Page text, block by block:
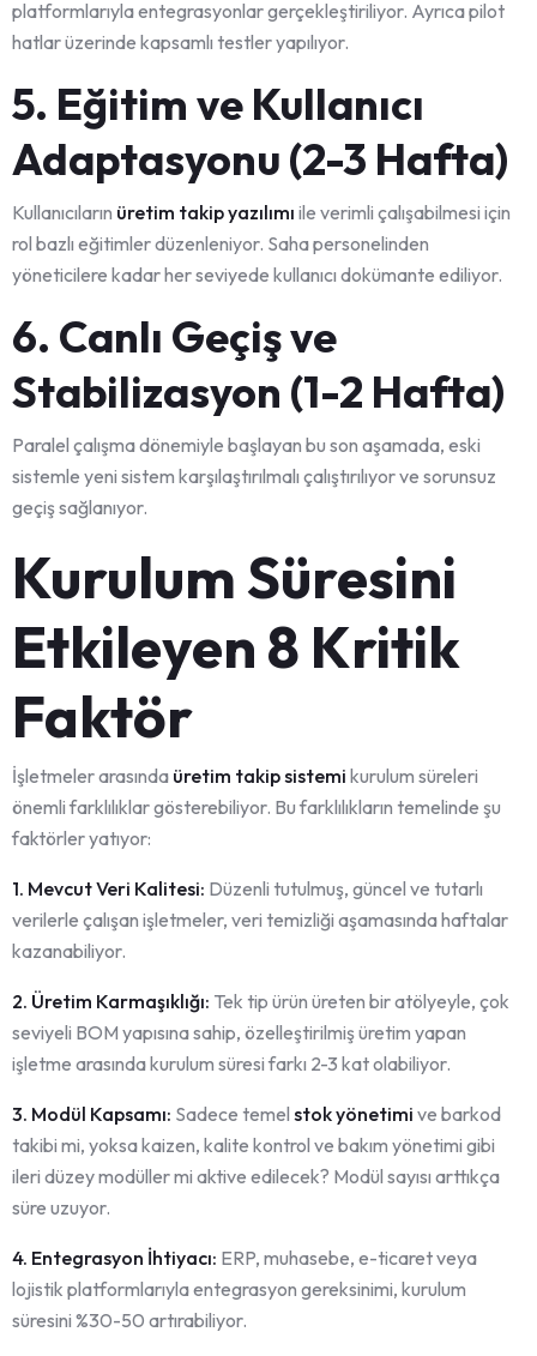
platformlarıyla entegrasyonlar gerçekleştiriliyor. Ayrıca pilot
hatlar üzerinde kapsamlı testler yapılıyor.
5. Eğitim ve Kullanıcı
Adaptasyonu (2-3 Hafta)
Kullanıcıların üretim takip yazılımı ile verimli çalışabilmesi için
rol bazlı eğitimler düzenleniyor. Saha personelinden
yöneticilere kadar her seviyede kullanıcı dokümante ediliyor.
6. Canlı Geçiş ve
Stabilizasyon (1-2 Hafta)
Paralel çalışma dönemiyle başlayan bu son aşamada, eski
sistemle yeni sistem karşılaştırılmalı çalıştırılıyor ve sorunsuz
geçiş sağlanıyor.
Kurulum Süresini
Etkileyen 8 Kritik
Faktör
İşletmeler arasında üretim takip sistemi kurulum süreleri
önemli farklılıklar gösterebiliyor. Bu farklılıkların temelinde şu
faktörler yatıyor:
1. Mevcut Veri Kalitesi: Düzenli tutulmuş, güncel ve tutarlı
verilerle çalışan işletmeler, veri temizliği aşamasında haftalar
kazanabiliyor.
2. Üretim Karmaşıklığı: Tek tip ürün üreten bir atölyeyle, çok
seviyeli BOM yapısına sahip, özelleştirilmiş üretim yapan
işletme arasında kurulum süresi farkı 2-3 kat olabiliyor.
3. Modül Kapsamı: Sadece temel stok yönetimi ve barkod
takibi mi, yoksa kaizen, kalite kontrol ve bakım yönetimi gibi
ileri düzey modüller mi aktive edilecek? Modül sayısı arttıkça
süre uzuyor.
4. Entegrasyon İhtiyacı: ERP, muhasebe, e-ticaret veya
lojistik platformlarıyla entegrasyon gereksinimi, kurulum
süresini %30-50 artırabiliyor.